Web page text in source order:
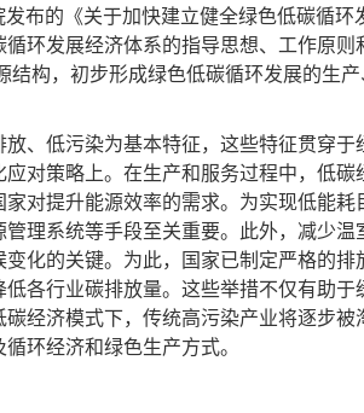
的《关于加快建立健全绿色低碳循环
环发展经济体系的指导思想、工作原
构，初步形成绿色低碳循环发展的生产
低污染为基本特征，这些特征贯穿于
对策略上。在生产和服务过程中，低
对提升能源效率的需求。为实现低能
理系统等手段至关重要。此外，减少
化的关键。为此，国家已制定严格的
各行业碳排放量。这些举措不仅有助
经济模式下，传统高污染产业将逐步
环经济和绿色生产方式。